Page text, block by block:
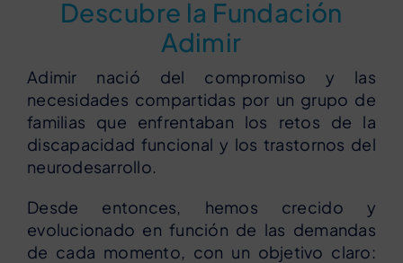
Descubre la Fundación
Adimir
Adimir nació del compromiso y las
necesidades compartidas por un grupo de
familias que enfrentaban los retos de la
discapacidad funcional y los trastornos del
neurodesarrollo.
Desde entonces, hemos crecido y
evolucionado en función de las demandas
de cada momento, con un objetivo claro: